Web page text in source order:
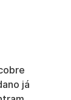
já